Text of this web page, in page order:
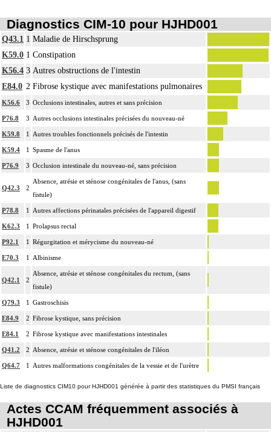
Diagnostics CIM-10 pour HJHD001
Q43.1 1 Maladie de Hirschsprung
K59.0 1 Constipation
K56.4 3 Autres obstructions de l'intestin
E84.0 2 Fibrose kystique avec manifestations pulmonaires
K56.6 3 Occlusions intestinales, autres et sans précision
P76.8 3 Autres occlusions intestinales précisées du nouveau-né
K59.8 1 Autres troubles fonctionnels précisés de l'intestin
K59.4 1 Spasme de l'anus
P76.9 3 Occlusion intestinale du nouveau-né, sans précision
Q42.3 2
Absence, atrésie et sténose congénitales de l'anus, (sans
fistule)
P78.8 1 Autres affections périnatales précisées de l'appareil digestif
K62.3 1 Prolapsus rectal
P92.1 1 Régurgitation et mérycisme du nouveau-né
E70.3 1 Albinisme
Q42.1 2
Absence, atrésie et sténose congénitales du rectum, (sans
fistule)
Q79.3 1 Gastroschisis
E84.9 2 Fibrose kystique, sans précision
E84.1 2 Fibrose kystique avec manifestations intestinales
Q41.2 2 Absence, atrésie et sténose congénitales de l'iléon
Q64.7 1 Autres malformations congénitales de la vessie et de l'urètre
Liste de diagnostics CIM10 pour HJHD001 générée à partir des statistiques du PMSI français
Actes CCAM fréquemment associés à
HJHD001